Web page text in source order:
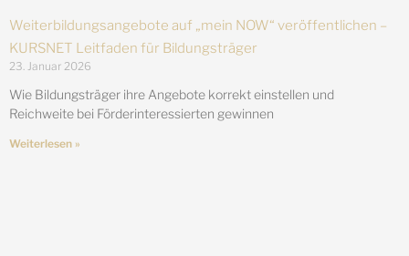
Weiterbildungsangebote auf „mein NOW“ veröffentlichen –
KURSNET Leitfaden für Bildungsträger
23. Januar 2026
Wie Bildungsträger ihre Angebote korrekt einstellen und
Reichweite bei Förderinteressierten gewinnen
Weiterlesen »